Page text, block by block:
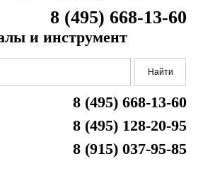
8 (495) 668-13-60
и инструмент
8 (495) 668-13-60
8 (495) 128-20-95
8 (915) 037-95-85